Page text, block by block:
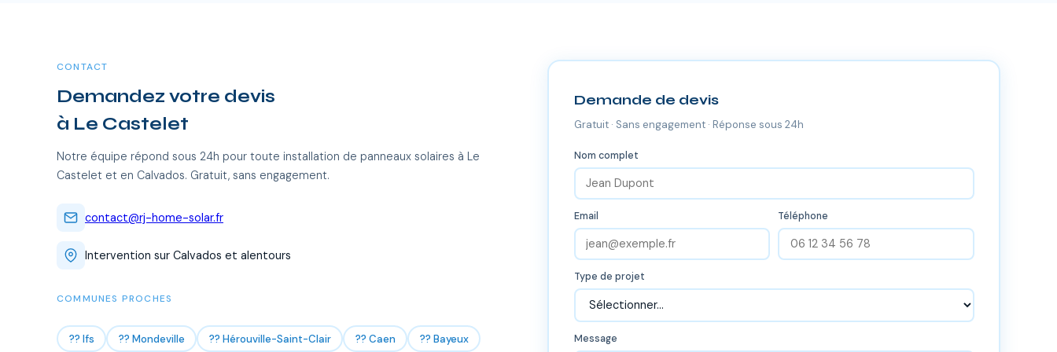
CONTACT
Demandez votre devis
à Le Castelet
Notre équipe répond sous 24h pour toute installation de panneaux solaires à Le
Castelet et en Calvados. Gratuit, sans engagement.
contact@rj-home-solar.fr
Intervention sur Calvados et alentours
COMMUNES PROCHES
?? Ifs ?? Mondeville ?? Hérouville-Saint-Clair ?? Caen ?? Bayeux
Demande de devis
Gratuit · Sans engagement · Réponse sous 24h
Nom complet
Email Téléphone
Type de projet
Message